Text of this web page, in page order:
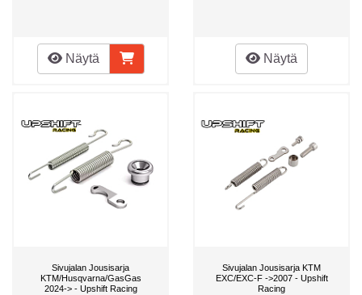
Näytä Näytä
Sivujalan Jousisarja
KTM/Husqvarna/GasGas
2024-> - Upshift Racing
Sivujalan Jousisarja KTM
EXC/EXC-F ->2007 - Upshift
Racing